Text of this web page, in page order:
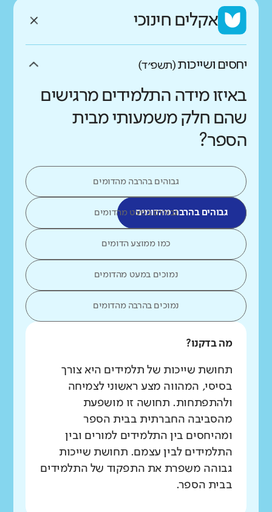
אקלים חינוכי
יחסים ושייכות(תשפ״ד)
באיזו מידה התלמידים מרגישים
שהם חלק משמעותי מבית
הספר?
גבוהים בהרבה מהדומים
גבוהים בהרבה מהדומיםגבוהים במעט מהדומים
כמו ממוצע הדומים
נמוכים במעט מהדומים
נמוכים בהרבה מהדומים
מה בדקנו?
תחושת שייכות של תלמידים היא צורך
בסיסי, המהווה מצע ראשוני לצמיחה
ולהתפתחות. תחושה זו מושפעת
מהסביבה החברתית בבית הספר
ומהיחסים בין התלמידים למורים ובין
התלמידים לבין עצמם. תחושת שייכות
גבוהה משפרת את התפקוד של התלמידים
בבית הספר.